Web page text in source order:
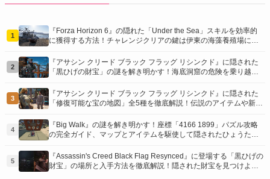
1
『Forza Horizon 6』の隠れた「Under the Sea」スキルを効率的
に獲得する方法！チャレンジクリアの鍵は伊東の海藻養殖場にあ
2
『アサシン クリード ブラック フラッグ リシンクド』に隠された
「黒ひげの財宝」の謎を解き明かす！海底洞窟の危険を乗り越
3
『アサシン クリード ブラック フラッグ リシンクド』に隠された
「修復可能な宝の地図」全5種を徹底解説！伝説のアイテムや新衣
介！
4
『Big Walk』の謎を解き明かす！座標「4166 1899」パズル攻略
の完全ガイド、マップとアイテムを駆使して隠されたひょうたん
5
『Assassin's Creed Black Flag Resynced』に登場する「黒ひげの
財宝」の場所と入手方法を徹底解説！隠された財宝を見つけよ